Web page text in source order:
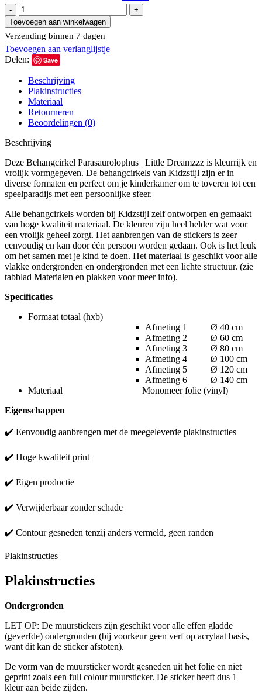
Behangcirkel
Parasaurolophus
|
Little
Dreamzzz
aantal
Toevoegen aan winkelwagen
Verzending binnen 7 dagen
Toevoegen aan verlanglijstje
Delen:
Save
Beschrijving
Plakinstructies
Materiaal
Retourneren
Beoordelingen (0)
Beschrijving
Deze Behangcirkel Parasaurolophus | Little Dreamzzz is kleurrijk en
vrolijk vormgegeven. De behangcirkels van Kidzstijl zijn er in
diverse formaten en perfect om je kinderkamer om te toveren tot een
speelparadijs met een persoonlijke sfeer.
Alle behangcirkels worden bij Kidzstijl zelf ontworpen en gemaakt
van hoge kwaliteit materiaal. De kleuren zijn heel helder wat voor
een vrolijk geheel zorgt. Het aanbrengen van de stickers is zeer
eenvoudig en kan door één persoon worden gedaan. Ook is het leuk
om het samen met je kind te doen. Het materiaal is geschikt voor alle
vlakke ondergronden en ondergronden met een lichte structuur. (zie
tabblad Materialen en plakken voor meer info).
Specificaties
Formaat totaal (hxb)
Afmeting 1 Ø 40 cm
Afmeting 2 Ø 60 cm
Afmeting 3 Ø 80 cm
Afmeting 4 Ø 100 cm
Afmeting 5 Ø 120 cm
Afmeting 6 Ø 140 cm
Materiaal Monomeer folie (vinyl)
Eigenschappen
✔️ Eenvoudig aanbrengen met de meegeleverde plakinstructies
✔️ Hoge kwaliteit print
✔️ Eigen productie
✔️ Verwijderbaar zonder schade
✔️ Contour gesneden tenzij anders vermeld, geen randen
Plakinstructies
Plakinstructies
Ondergronden
LET OP: De muurstickers zijn geschikt voor alle effen gladde
(geverfde) ondergronden (bij voorkeur geen verf op acrylaat basis,
want dit kan de sticker afstoten).
De vorm van de muursticker wordt gesneden uit het folie en niet
geprint zoals een full colour muursticker. De sticker heeft dus 1
kleur aan beide zijden.